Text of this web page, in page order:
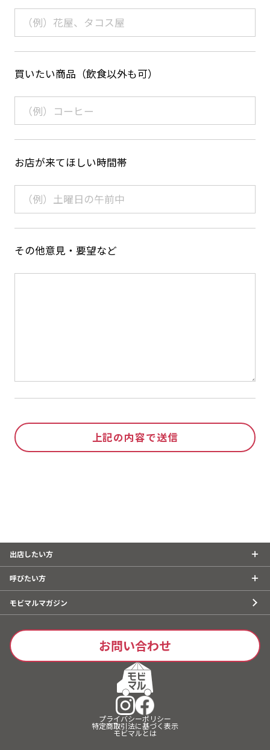
買いたい商品（飲食以外も可）
お店が来てほしい時間帯
その他意見・要望など
上記の内容で送信
出店したい方
呼びたい方
モビマルマガジン
お問い合わせ
プライバシーポリシー
特定商取引法に基づく表示
モビマルとは